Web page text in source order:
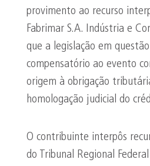
provimento ao recurso
Fabrimar S.A. Indústria e
que a legislação em
compensatório ao evento
origem à obrigação
homologação judicial do
O contribuinte interpôs
do Tribunal Regional